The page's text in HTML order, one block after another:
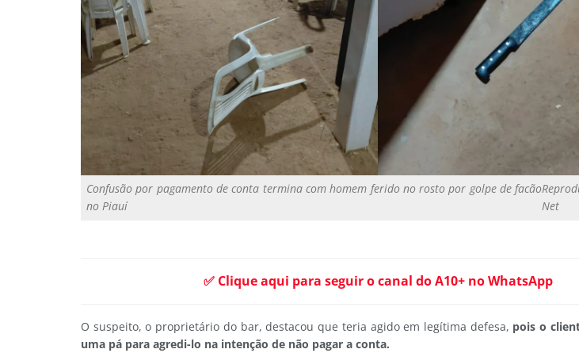
Confusão por pagamento de conta termina com homem ferido no rosto por golpe de facão
no Piauí
Net
✅ Clique aqui para seguir o canal do A10+ no WhatsApp
O suspeito, o proprietário do bar, destacou que teria agido em legítima defesa, pois o
uma pá para agredi-lo na intenção de não pagar a conta.